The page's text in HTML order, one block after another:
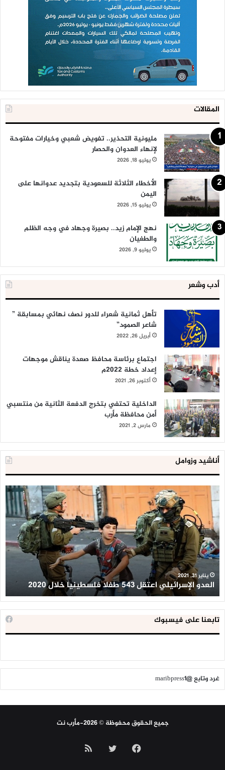
المقالات
مليونية التحذير.. تفويض شعبي وخيارات مفتوحة
لإنهاء العدوان والحصار
يوليو 18, 2026
الأخطاء الثلاثة للسعودية بتجديد عدوانها على
اليمن
يوليو 15, 2026
نهج الإمام زيد.. بصيرة وجهاد في وجه الظلم
والطغيان
يوليو 9, 2026
أدب وشعر
تأهل ثمانية شعراء للدور نصف نهائي بمسابقة ”
شاعر الصمود”
أبريل 26, 2022
اجتماع برئاسة محافظ صعدة يناقش موجهات
إعداد خطة 2022م
أكتوبر 26, 2021
الداخلية تحتفي بتخرج الدفعة الثانية من منتسبي
أمن محافظة مأرب
مارس 2, 2021
أناشيد وزوامل
العدو
الإسرائيلي
اعتقل
543
طفلا
فلسطينيا
خلال
2020
يناير 31, 2021
العدو الإسرائيلي اعتقل 543 طفلا فلسطينيا خلال 2020
تابعنا على فيسبوك
غرد وتابع @maribpress1
جميع الحقوق محفوظة © 2026-مأرب نت
فيسبوك تويتر ملخص